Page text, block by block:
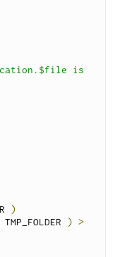
is
)
TMP_FOLDER )
>